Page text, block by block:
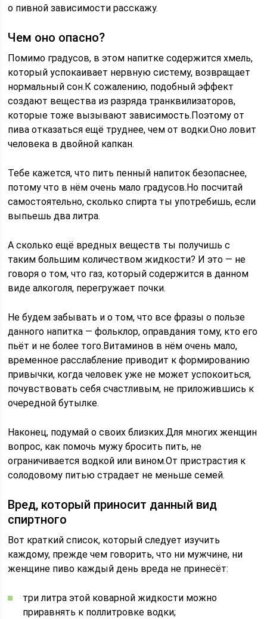
о пивной зависимости расскажу.
Чем оно опасно?
Помимо градусов, в этом напитке содержится хмель,
который успокаивает нервную систему, возвращает
нормальный сон.К сожалению, подобный эффект
создают вещества из разряда транквилизаторов,
которые тоже вызывают зависимость.Поэтому от
пива отказаться ещё труднее, чем от водки.Оно ловит
человека в двойной капкан.
Тебе кажется, что пить пенный напиток безопаснее,
потому что в нём очень мало градусов.Но посчитай
самостоятельно, сколько спирта ты употребишь, если
выпьешь два литра.
А сколько ещё вредных веществ ты получишь с
таким большим количеством жидкости? И это — не
говоря о том, что газ, который содержится в данном
виде алкоголя, перегружает почки.
Не будем забывать и о том, что все фразы о пользе
данного напитка — фольклор, оправдания тому, кто его
пьёт и не более того.Витаминов в нём очень мало,
временное расслабление приводит к формированию
привычки, когда человек уже не может успокоиться,
почувствовать себя счастливым, не приложившись к
очередной бутылке.
Наконец, подумай о своих близких.Для многих женщин
вопрос, как помочь мужу бросить пить, не
ограничивается водкой или вином.От пристрастия к
солодовому питью страдает не меньше семей.
Вред, который приносит данный вид
спиртного
Вот краткий список, который следует изучить
каждому, прежде чем говорить, что ни мужчине, ни
женщине пиво каждый день вреда не принесёт:
три литра этой коварной жидкости можно
приравнять к поллитровке водки;